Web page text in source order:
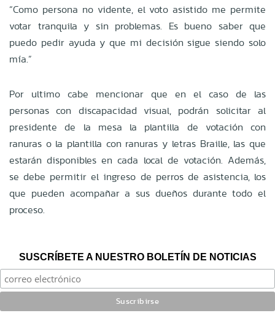
“Como persona no vidente, el voto asistido me permite
votar tranquila y sin problemas. Es bueno saber que
puedo pedir ayuda y que mi decisión sigue siendo solo
mía.”
Por ultimo cabe mencionar que en el caso de las
personas con discapacidad visual, podrán solicitar al
presidente de la mesa la plantilla de votación con
ranuras o la plantilla con ranuras y letras Braille, las que
estarán disponibles en cada local de votación. Además,
se debe permitir el ingreso de perros de asistencia, los
que pueden acompañar a sus dueños durante todo el
proceso.
SUSCRÍBETE A NUESTRO BOLETÍN DE NOTICIAS